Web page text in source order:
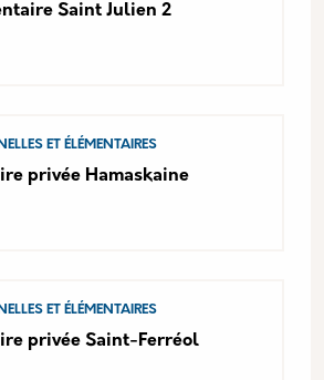
Saint Julien 2
ET ÉLÉMENTAIRES
privée Hamaskaine
ET ÉLÉMENTAIRES
privée Saint-Ferréol